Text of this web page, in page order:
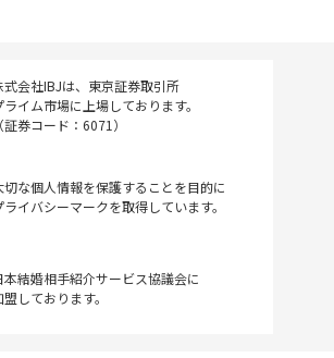
式会社IBJは、東京証券取引所
ライム市場に上場しております。
（証券コード：6071）
切な個人情報を保護することを目的に
ライバシーマークを取得しています。
本結婚相手紹介サービス協議会に
盟しております。